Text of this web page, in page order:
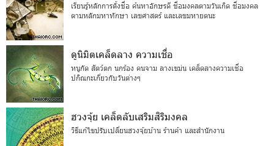
เรียนรู้หลักการตั้งชื่อ ค้นหาอักษรดี ชื่อมงคลตามวันเกิด ชื่อมงคล
ตามหลักมหาทักษา เลขศาสตร์ และเลขมหายตนะ
ดูนิมิตเคล็ดลาง ความเชื่อ
หนูกัด สัตว์ตก นกร้อง คนจาม ลางเขม่น เคล็ดลางความเชื่อ
ปกิณกะเกี่ยวกับวันต่างๆ
ฮวงจุ้ย เคล็ดลับเสริมสิริมงคล
วิธีแก้ไขปรับเปลี่ยนฮวงจุ้ยบ้าน ร้านค้า และสำนักงาน